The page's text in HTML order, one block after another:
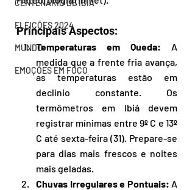
CENTENÁRIO DE IBIÁ
ELEIÇÕES 2024
MUNDO
EMOÇÕES EM FOCO
Principais Aspectos:
Temperaturas em Queda: A
medida que a frente fria avança,
as temperaturas estão em
declínio constante. Os
termômetros em Ibiá devem
registrar mínimas entre 9º C e 13º
C até sexta-feira (31). Prepare-se
para dias mais frescos e noites
mais geladas.
Chuvas Irregulares e Pontuais: A